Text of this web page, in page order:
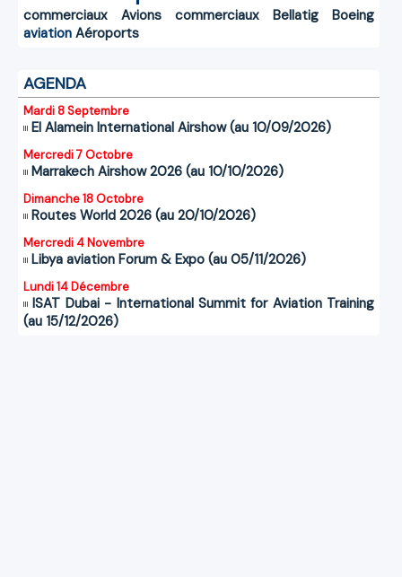
commerciaux
Avions commerciaux Bellatig
Boeing
aviation Aéroports
AGENDA
Mardi 8 Septembre
El Alamein International Airshow (au 10/09/2026)
Mercredi 7 Octobre
Marrakech Airshow 2026 (au 10/10/2026)
Dimanche 18 Octobre
Routes World 2026 (au 20/10/2026)
Mercredi 4 Novembre
Libya aviation Forum & Expo (au 05/11/2026)
Lundi 14 Décembre
ISAT Dubai - International Summit for Aviation Training
(au 15/12/2026)